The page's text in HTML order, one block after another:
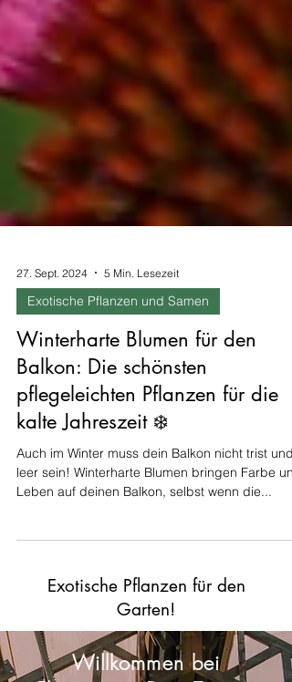
27. Sept. 2024 5 Min. Lesezeit
Exotische Pflanzen und Samen
Winterharte Blumen für den
Balkon: Die schönsten
pflegeleichten Pflanzen für die
kalte Jahreszeit ❄️
Auch im Winter muss dein Balkon nicht trist und
Exotische Pflanzen für den
Garten!